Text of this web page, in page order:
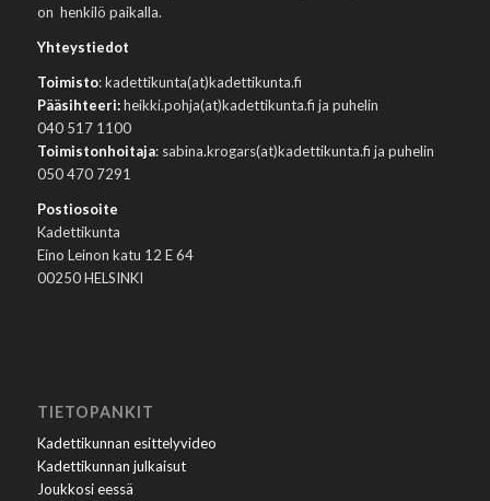
on henkilö paikalla.
Yhteystiedot
Toimisto: kadettikunta(at)kadettikunta.fi
Pääsihteeri:heikki.pohja(at)kadettikunta.fi ja puhelin
040 517 1100
Toimistonhoitaja: sabina.krogars(at)kadettikunta.fi ja puhelin
050 470 7291
Postiosoite
Kadettikunta
Eino Leinon katu 12 E 64
00250 HELSINKI
TIETOPANKIT
Kadettikunnan esittelyvideo
Kadettikunnan julkaisut
Joukkosi eessä